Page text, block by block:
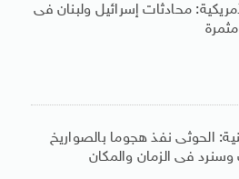
محادثات إسرائيل ولبنان فى
الحوثى نفذ هجوما بالصواريخ
وسنرد فى الزمان والمكان